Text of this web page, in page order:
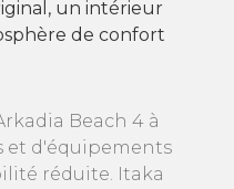
un intérieur
de confort
Beach 4 à
et d'équipements
réduite. Itaka